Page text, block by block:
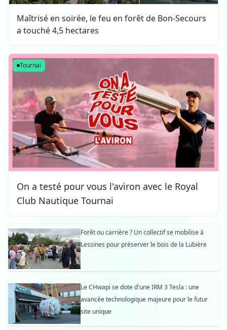
Maîtrisé en soirée, le feu en forêt de Bon-Secours
a touché 4,5 hectares
Tournai
On a testé pour vous l'aviron avec le Royal
Club Nautique Tournai
Forêt ou carrière ? Un collectif se mobilise à
Lessines pour préserver le bois de la Lubière
Le CHwapi se dote d'une IRM 3 Tesla : une
avancée technologique majeure pour le futur
site unique